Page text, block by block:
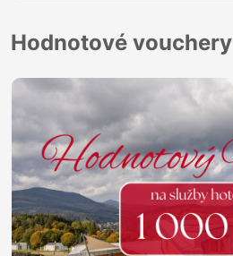
Hodnotové vouchery